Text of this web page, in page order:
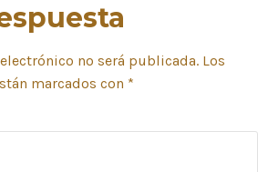
no será publicada. Los
marcados con *